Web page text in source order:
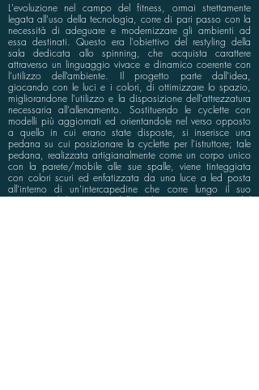
L'evoluzione nel campo del fitness, ormai strettamente
legata all'uso della tecnologia, corre di pari passo con la
necessità di adeguare e modernizzare gli ambienti ad
essa destinati. Questo era l'obiettivo del restyling della
sala dedicata allo spinning, che acquista carattere
attraverso un linguaggio vivace e dinamico coerente con
l’utilizzo dell’ambiente. Il progetto parte dall’idea,
giocando con le luci e i colori, di ottimizzare lo spazio,
migliorandone l’utilizzo e la disposizione dell'attrezzatura
necessaria all'allenamento. Sostituendo le cyclette con
modelli più aggiornati ed orientandole nel verso opposto
a quello in cui erano state disposte, si inserisce una
pedana su cui posizionare la cyclette per l’istruttore; tale
pedana, realizzata artigianalmente come un corpo unico
con la parete/mobile alle sue spalle, viene tinteggiata
con colori scuri ed enfatizzata da una luce a led posta
all’interno di un’intercapedine che corre lungo il suo
perimetro. Il linguaggio della sala è caratterizzato dal